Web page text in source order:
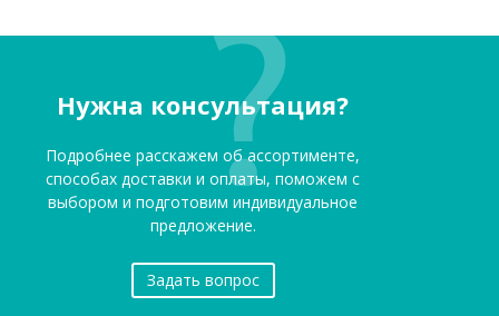
Нужна консультация?
Подробнее расскажем об ассортименте,
способах доставки и оплаты, поможем с
выбором и подготовим индивидуальное
предложение.
Задать вопрос